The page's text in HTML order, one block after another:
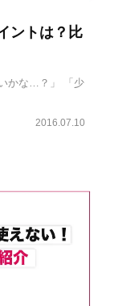
ントは？比
かな…？」 「少
2016.07.10